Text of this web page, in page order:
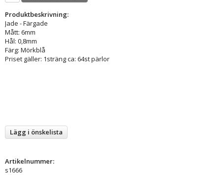
Produktbeskrivning:
Jade - Färgade
Mått: 6mm
Hål: 0,8mm
Färg: Mörkblå
Priset gäller: 1sträng ca: 64st pärlor
Lägg i önskelista
Artikelnummer:
s1666